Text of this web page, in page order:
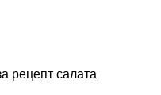
рецепт салата